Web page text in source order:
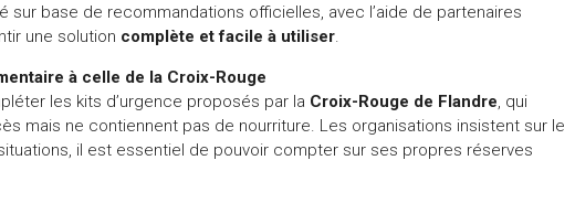
sur base de recommandations officielles, avec l’aide de partenaires
une solution complète et facile à utiliser.
à celle de la Croix-Rouge
les kits d’urgence proposés par la Croix-Rouge de Flandre, qui
mais ne contiennent pas de nourriture. Les organisations insistent sur le
il est essentiel de pouvoir compter sur ses propres réserves